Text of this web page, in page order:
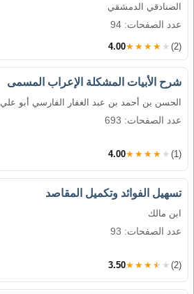
الصنادقي الدمشقي
عدد الصفحات: 94
4.00★★★★★ (2)
شرح الأبيات المشكلة الإعراب المسمى
الحسن بن أحمد بن عبد الغفار الفارسي أبو علي
عدد الصفحات: 693
4.00★★★★★ (1)
تسهيل الفوائد وتكميل المقاصد
ابن مالك
عدد الصفحات: 93
3.50★★★★★ (2)